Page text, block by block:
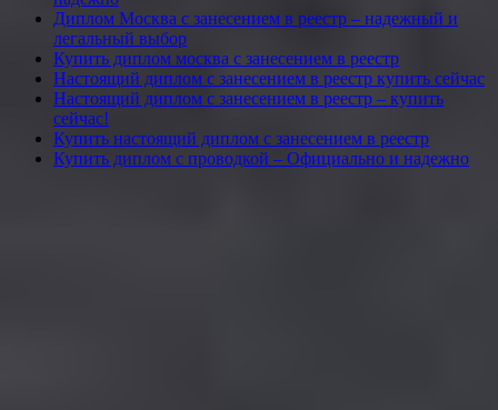
Диплом Москва с занесением в реестр – надежный и
легальный выбор
Купить диплом москва с занесением в реестр
Настоящий диплом с занесением в реестр купить сейчас
Настоящий диплом с занесением в реестр – купить
сейчас!
Купить настоящий диплом с занесением в реестр
Купить диплом с проводкой – Официально и надежно